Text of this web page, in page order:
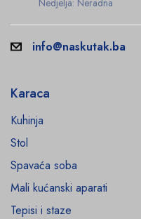
info@naskutak.ba
Karaca
Kuhinja
Stol
Spavaća soba
Mali kućanski aparati
Tepisi i staze